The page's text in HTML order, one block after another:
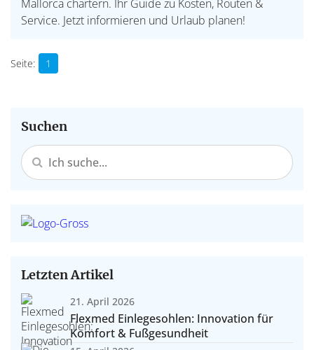
Mallorca chartern. Ihr Guide zu Kosten, Routen &
Service. Jetzt informieren und Urlaub planen!
1
Suchen
Letzten Artikel
21. April 2026
Flexmed Einlegesohlen: Innovation für
Komfort & Fußgesundheit